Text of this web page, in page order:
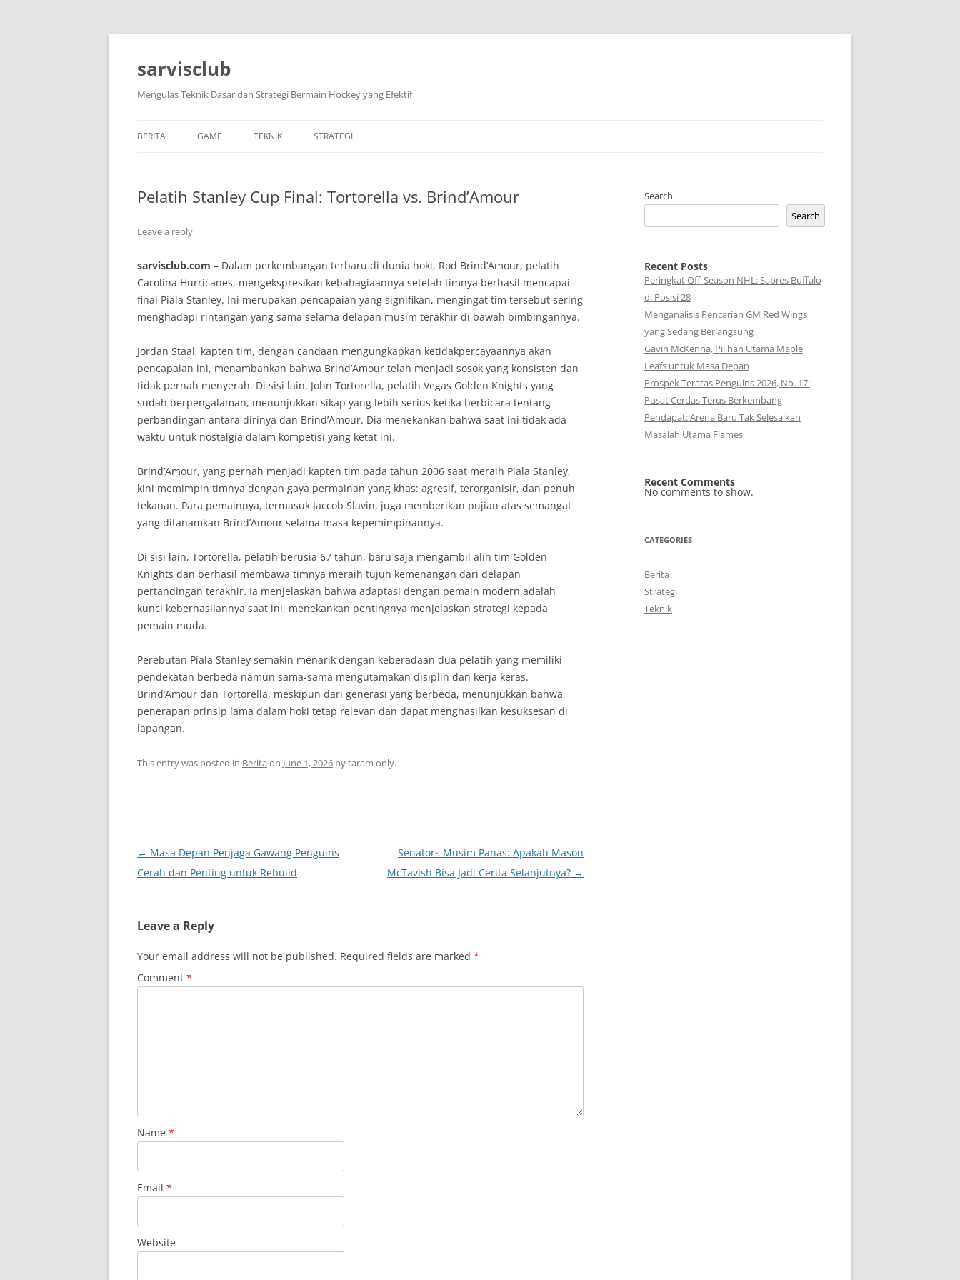
Skip
sarvisclub
Mengulas Teknik Dasar dan Strategi Bermain Hockey yang Efektif
BERITA GAME TEKNIK STRATEGI
Pelatih Stanley Cup Final: Tortorella vs. Brind’Amour
Leave a reply
sarvisclub.com – Dalam perkembangan terbaru di dunia hoki, Rod Brind’Amour, pelatih
Carolina Hurricanes, mengekspresikan kebahagiaannya setelah timnya berhasil mencapai
final Piala Stanley. Ini merupakan pencapaian yang signifikan, mengingat tim tersebut sering
menghadapi rintangan yang sama selama delapan musim terakhir di bawah bimbingannya.
Jordan Staal, kapten tim, dengan candaan mengungkapkan ketidakpercayaannya akan
pencapaian ini, menambahkan bahwa Brind’Amour telah menjadi sosok yang konsisten dan
tidak pernah menyerah. Di sisi lain, John Tortorella, pelatih Vegas Golden Knights yang
sudah berpengalaman, menunjukkan sikap yang lebih serius ketika berbicara tentang
perbandingan antara dirinya dan Brind’Amour. Dia menekankan bahwa saat ini tidak ada
waktu untuk nostalgia dalam kompetisi yang ketat ini.
Brind’Amour, yang pernah menjadi kapten tim pada tahun 2006 saat meraih Piala Stanley,
kini memimpin timnya dengan gaya permainan yang khas: agresif, terorganisir, dan penuh
tekanan. Para pemainnya, termasuk Jaccob Slavin, juga memberikan pujian atas semangat
yang ditanamkan Brind’Amour selama masa kepemimpinannya.
Di sisi lain, Tortorella, pelatih berusia 67 tahun, baru saja mengambil alih tim Golden
Knights dan berhasil membawa timnya meraih tujuh kemenangan dari delapan
pertandingan terakhir. Ia menjelaskan bahwa adaptasi dengan pemain modern adalah
kunci keberhasilannya saat ini, menekankan pentingnya menjelaskan strategi kepada
pemain muda.
Perebutan Piala Stanley semakin menarik dengan keberadaan dua pelatih yang memiliki
pendekatan berbeda namun sama-sama mengutamakan disiplin dan kerja keras.
Brind’Amour dan Tortorella, meskipun dari generasi yang berbeda, menunjukkan bahwa
penerapan prinsip lama dalam hoki tetap relevan dan dapat menghasilkan kesuksesan di
lapangan.
This entry was posted in Berita on June 1, 2026 bytaram only.
Post
navigation
← Masa Depan Penjaga Gawang Penguins
Cerah dan Penting untuk Rebuild
Senators Musim Panas: Apakah Mason
McTavish Bisa Jadi Cerita Selanjutnya? →
Leave a Reply
Your email address will not be published. Required fields are marked *
Comment *
Name *
Email *
Website
Search
Search
Recent Posts
Peringkat Off-Season NHL: Sabres Buffalo
di Posisi 28
Menganalisis Pencarian GM Red Wings
yang Sedang Berlangsung
Gavin McKenna, Pilihan Utama Maple
Leafs untuk Masa Depan
Prospek Teratas Penguins 2026, No. 17:
Pusat Cerdas Terus Berkembang
Pendapat: Arena Baru Tak Selesaikan
Masalah Utama Flames
Recent Comments
No comments to show.
CATEGORIES
Berita
Strategi
Teknik